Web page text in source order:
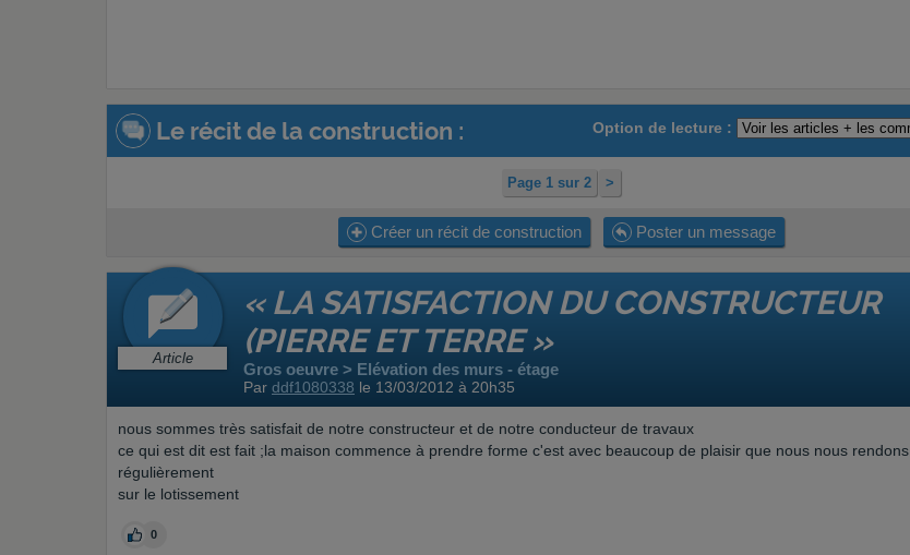
Option de lecture :
Le récit de la construction :
Page 1 sur 2 >
Créer un récit de construction Poster un message
Article
« LA SATISFACTION DU CONSTRUCTEUR
(PIERRE ET TERRE »
Gros oeuvre > Elévation des murs - étage
Par ddf1080338 le 13/03/2012 à 20h35
nous sommes très satisfait de notre constructeur et de notre conducteur de travaux
ce qui est dit est fait ;la maison commence à prendre forme c'est avec beaucoup de plaisir que nous nous rendons
régulièrement
sur le lotissement
0